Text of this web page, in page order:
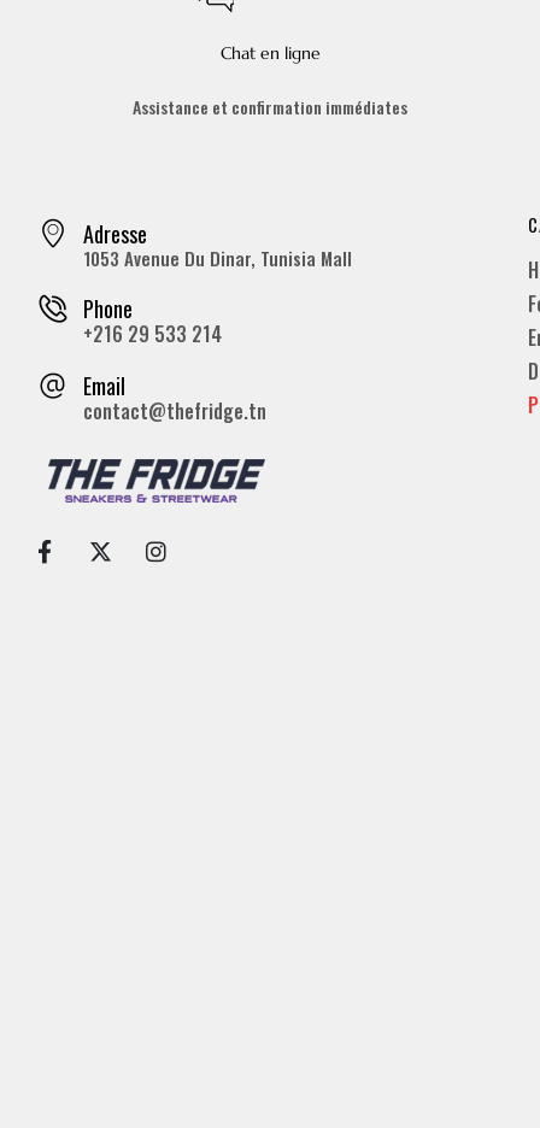
Chat en ligne
Assistance et confirmation immédiates
Adresse
1053 Avenue Du Dinar, Tunisia Mall
Phone
+216 29 533 214
Email
contact@thefridge.tn